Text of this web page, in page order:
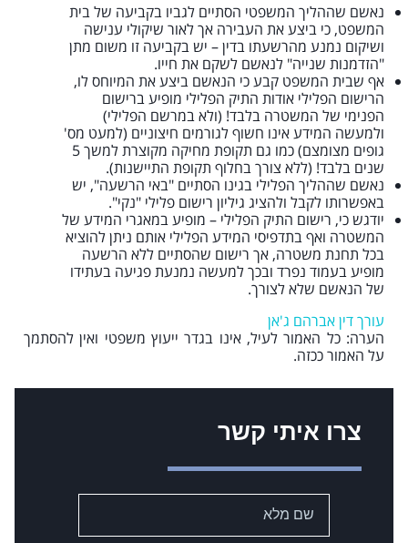
נאשם שההליך המשפטי הסתיים לגביו בקביעה של בית
המשפט, כי ביצע את העבירה אך לאור שיקולי ענישה
ושיקום נמנע מהרשעתו בדין – יש בקביעה זו משום מתן
"הזדמנות שנייה" לנאשם לשקם את חייו.
אף שבית המשפט קבע כי הנאשם ביצע את המיוחס לו,
הרישום הפלילי אודות התיק הפלילי מופיע ברישום
הפנימי של המשטרה בלבד! (ולא במרשם הפלילי)
ולמעשה המידע אינו חשוף לגורמים חיצוניים (למעט מס'
גופים מצומצם) כמו גם תקופת מחיקה מקוצרת למשך 5
שנים בלבד! (ללא צורך בחלוף תקופת התיישנות).
נאשם שההליך הפלילי בגינו הסתיים "באי הרשעה", יש
באפשרותו לקבל ולהציג גיליון רישום פלילי "נקי".
יודגש כי, רישום התיק הפלילי – מופיע במאגרי המידע של
המשטרה ואף בתדפיסי המידע הפלילי אותם ניתן להוציא
בכל תחנת משטרה, אך רישום שהסתיים ללא הרשעה
מופיע בעמוד נפרד ובכך למעשה נמנעת פגיעה בעתידו
של הנאשם שלא לצורך.
עורך דין אברהם ג'אן
הערה: כל האמור לעיל, אינו בגדר ייעוץ משפטי ואין להסתמך
על האמור ככזה.
צרו איתי קשר